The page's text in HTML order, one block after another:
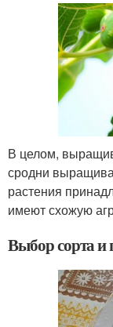
В целом,
сродни
растения
имеют схожую
Выбор сорта и